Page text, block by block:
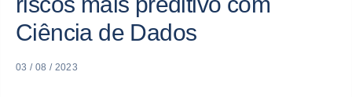
Ciência de Dados
03 / 08 / 2023